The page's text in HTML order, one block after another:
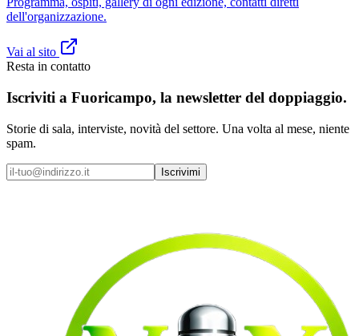
dell'organizzazione.
Vai al sito
Resta in contatto
Iscriviti a Fuoricampo, la newsletter del doppiaggio.
Storie di sala, interviste, novità del settore. Una volta al mese, niente
spam.
Iscrivimi